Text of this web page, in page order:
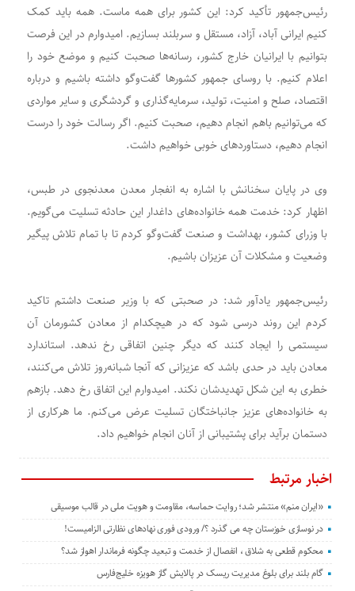
رئیس‌جمهور تأکید کرد: این کشور برای همه ماست. همه باید کمک
کنیم ایرانی آباد، آزاد، مستقل و سربلند بسازیم. امیدوارم در این فرصت
بتوانیم با ایرانیان خارج کشور، رسانه‌ها صحبت کنیم و موضع خود را
اعلام کنیم. با روسای جمهور کشورها گفت‌وگو داشته باشیم و درباره
اقتصاد، صلح و امنیت، تولید، سرمایه‌گذاری و گردشگری و سایر مواردی
که می‌توانیم باهم انجام دهیم، صحبت کنیم. اگر رسالت خود را درست
انجام دهیم، دستاوردهای خوبی خواهیم داشت.
وی در پایان سخنانش با اشاره به انفجار معدن معدنجوی در طبس،
اظهار کرد: خدمت همه خانواده‌های داغدار این حادثه تسلیت می‌گویم‌.
با وزرای کشور، بهداشت و صنعت گفت‌وگو کردم تا با تمام تلاش پیگیر
وضعیت و مشکلات آن عزیزان باشیم.
رئیس‌جمهور یادآور شد: در صحبتی که با وزیر صنعت داشتم تاکید
کردم این روند درسی شود که در هیچکدام از معادن کشورمان آن
سیستمی را ایجاد کنند که دیگر چنین اتفاقی رخ ندهد. استاندارد
معادن باید در حدی باشد که عزیزانی که آنجا شبانه‌روز تلاش می‌کنند،
خطری به این شکل تهدیدشان نکند. امیدوارم این اتفاق رخ دهد. بازهم
به خانواده‌های عزیز جانباختگان تسلیت عرض می‌کنم. ما هرکاری از
دستمان برآید برای پشتیبانی از آنان انجام خواهیم داد.
اخبار مرتبط
«ایران منم» منتشر شد؛ روایت حماسه، مقاومت و هویت ملی در قالب موسیقی
در نوسازی خوزستان چه می گذرد ؟/ ورودی فوری نهادهای نظارتی الزامیست!
محکوم قطعی به شلاق ، انفصال از خدمت و تبعید چگونه فرماندار اهواز شد؟
گام بلند برای بلوغ مدیریت ریسک در پالایش گاز هویزه خلیج‌فارس